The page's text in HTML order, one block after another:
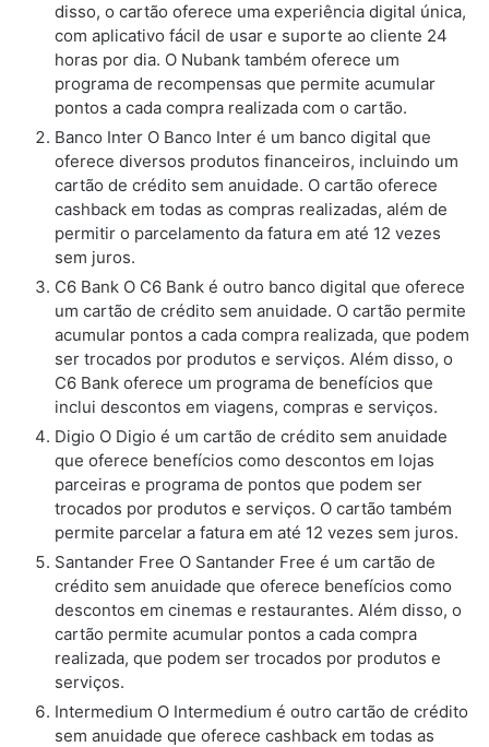
disso, o cartão oferece uma experiência digital única,
com aplicativo fácil de usar e suporte ao cliente 24
horas por dia. O Nubank também oferece um
programa de recompensas que permite acumular
pontos a cada compra realizada com o cartão.
Banco Inter O Banco Inter é um banco digital que
oferece diversos produtos financeiros, incluindo um
cartão de crédito sem anuidade. O cartão oferece
cashback em todas as compras realizadas, além de
permitir o parcelamento da fatura em até 12 vezes
sem juros.
C6 Bank O C6 Bank é outro banco digital que oferece
um cartão de crédito sem anuidade. O cartão permite
acumular pontos a cada compra realizada, que podem
ser trocados por produtos e serviços. Além disso, o
C6 Bank oferece um programa de benefícios que
inclui descontos em viagens, compras e serviços.
Digio O Digio é um cartão de crédito sem anuidade
que oferece benefícios como descontos em lojas
parceiras e programa de pontos que podem ser
trocados por produtos e serviços. O cartão também
permite parcelar a fatura em até 12 vezes sem juros.
Santander Free O Santander Free é um cartão de
crédito sem anuidade que oferece benefícios como
descontos em cinemas e restaurantes. Além disso, o
cartão permite acumular pontos a cada compra
realizada, que podem ser trocados por produtos e
serviços.
Intermedium O Intermedium é outro cartão de crédito
sem anuidade que oferece cashback em todas as